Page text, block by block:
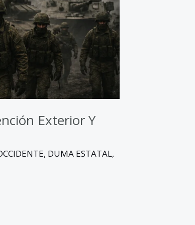
Exterior Y
, DUMA ESTATAL,